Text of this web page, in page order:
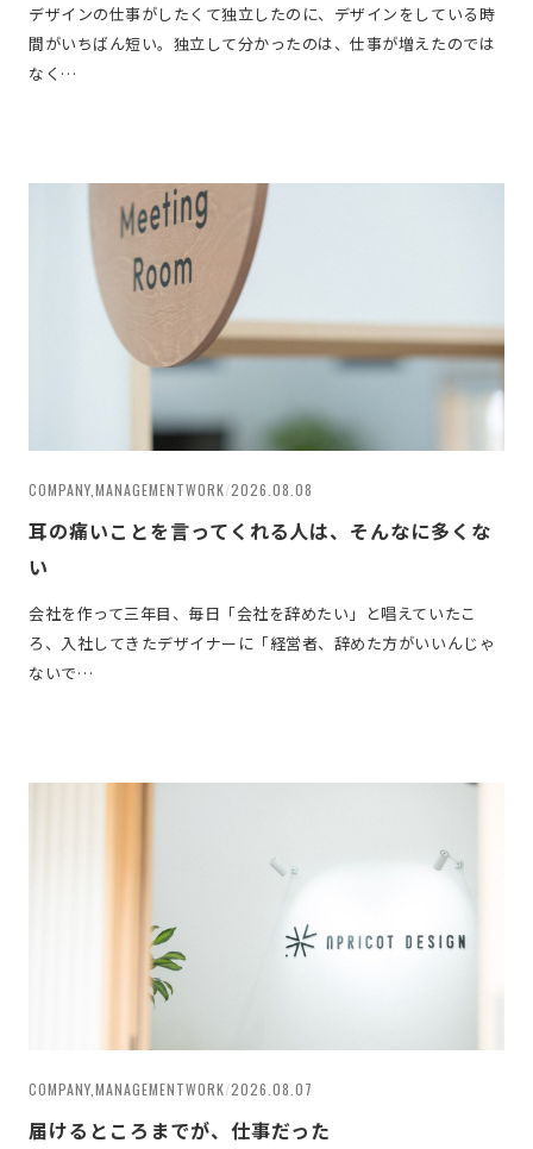
デザインの仕事がしたくて独立したのに、デザインをしている時
間がいちばん短い。独立して分かったのは、仕事が増えたのでは
なく…
COMPANY,MANAGEMENTWORK/2026.08.08
耳の痛いことを言ってくれる人は、そんなに多くな
い
会社を作って三年目、毎日「会社を辞めたい」と唱えていたこ
ろ、入社してきたデザイナーに「経営者、辞めた方がいいんじゃ
ないで…
COMPANY,MANAGEMENTWORK/2026.08.07
届けるところまでが、仕事だった